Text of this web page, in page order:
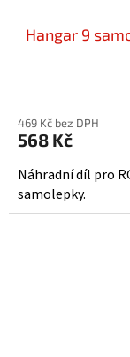
Hangar 9
469 Kč bez DPH
568 Kč
Náhradní díl pro
samolepky.